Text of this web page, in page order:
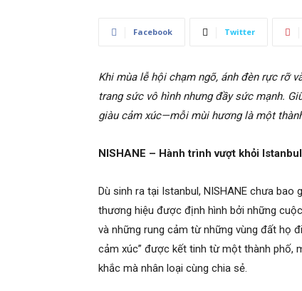
Facebook Twitter
Khi mùa lễ hội chạm ngõ, ánh đèn rực rỡ
trang sức vô hình nhưng đầy sức mạnh.
giàu cảm xúc—mỗi mùi hương là một
NISHANE – Hành trình vượt khỏi
Dù sinh ra tại Istanbul, NISHANE chưa
thương hiệu được định hình bởi những
và những rung cảm từ những vùng đất họ
cảm xúc” được kết tinh từ một thành phố,
khắc mà nhân loại cùng chia sẻ.